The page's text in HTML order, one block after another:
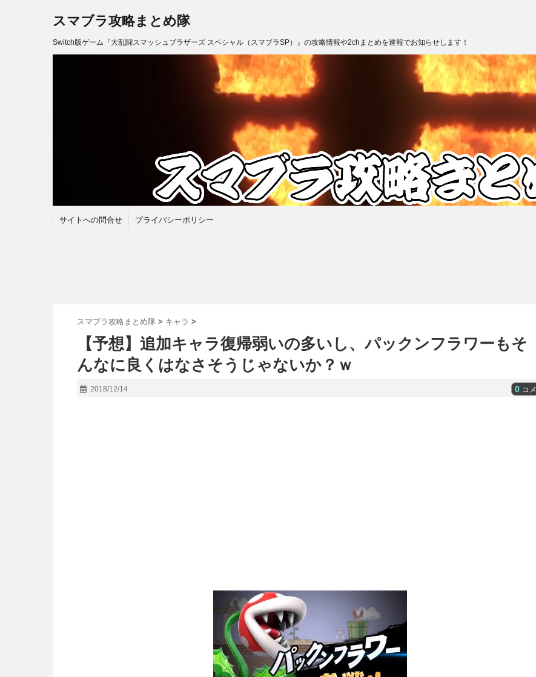
スマブラ攻略まとめ隊
Switch版ゲーム『大乱闘スマッシュブラザーズ スペシャル（スマブラSP）』の攻略情報や2chまとめを速報でお知らせします！
サイトへの問合せ プライバシーポリシー
スマブラ攻略まとめ隊 > キャラ >
【予想】追加キャラ復帰弱いの多いし、パックンフラワーもそ
んなに良くはなさそうじゃないか？ｗ
2018/12/14 0 コメ